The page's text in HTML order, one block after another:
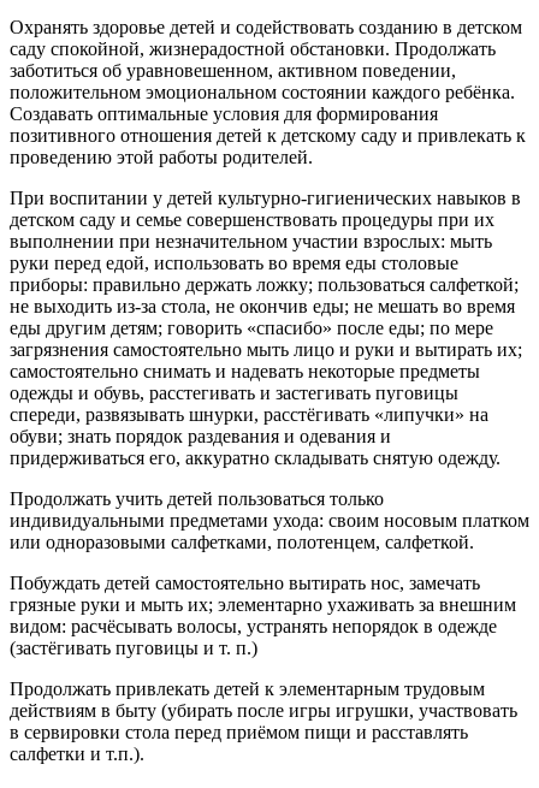
Охранять здоровье детей и содействовать созданию в детском
саду спокойной, жизнерадостной обстановки. Продолжать
заботиться об уравновешенном, активном поведении,
положительном эмоциональном состоянии каждого ребёнка.
Создавать оптимальные условия для формирования
позитивного отношения детей к детскому саду и привлекать к
проведению этой работы родителей.
При воспитании у детей культурно-гигиенических навыков в
детском саду и семье совершенствовать процедуры при их
выполнении при незначительном участии взрослых: мыть
руки перед едой, использовать во время еды столовые
приборы: правильно держать ложку; пользоваться салфеткой;
не выходить из-за стола, не окончив еды; не мешать во время
еды другим детям; говорить «спасибо» после еды; по мере
загрязнения самостоятельно мыть лицо и руки и вытирать их;
самостоятельно снимать и надевать некоторые предметы
одежды и обувь, расстегивать и застегивать пуговицы
спереди, развязывать шнурки, расстёгивать «липучки» на
обуви; знать порядок раздевания и одевания и
придерживаться его, аккуратно складывать снятую одежду.
Продолжать учить детей пользоваться только
индивидуальными предметами ухода: своим носовым платком
или одноразовыми салфетками, полотенцем, салфеткой.
Побуждать детей самостоятельно вытирать нос, замечать
грязные руки и мыть их; элементарно ухаживать за внешним
видом: расчёсывать волосы, устранять непорядок в одежде
(застёгивать пуговицы и т. п.)
Продолжать привлекать детей к элементарным трудовым
действиям в быту (убирать после игры игрушки, участвовать
в сервировки стола перед приёмом пищи и расставлять
салфетки и т.п.).